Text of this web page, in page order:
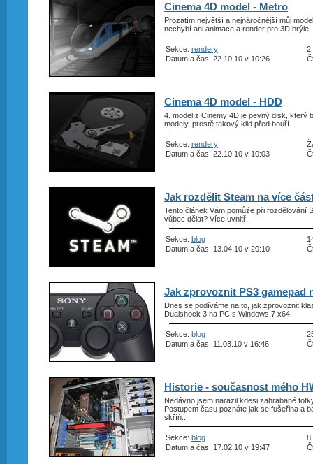
Cinema 4D model - Metro
Prozatím největší a nejnáročnější můj
nechybí ani animace a render pro 3D brýle.
Sekce: rendery
2
Datum a čas: 22.10.10 v 10:26
Cinema 4D model - HDD
4. model z Cinemy 4D je pevný disk, který
modely, prostě takový klid před bouří.
Sekce: rendery
Datum a čas: 22.10.10 v 10:03
Jak rozdělit Steam na více
Tento článek Vám pomůže při rozdělování
vůbec dělat? Více uvnitř.
Sekce: blog
Datum a čas: 13.04.10 v 20:10
Jak zprovoznit PS3 gamepad
Dnes se podíváme na to, jak zprovoznit
Dualshock 3 na PC s Windows 7 x64.
Sekce: blog
Datum a čas: 11.03.10 v 16:46
Historie - současnost mého
Nedávno jsem narazil kdesi zahrabané
Postupem času poznáte jak se fušeřina a
skříň...
Sekce: blog
8
Datum a čas: 17.02.10 v 19:47